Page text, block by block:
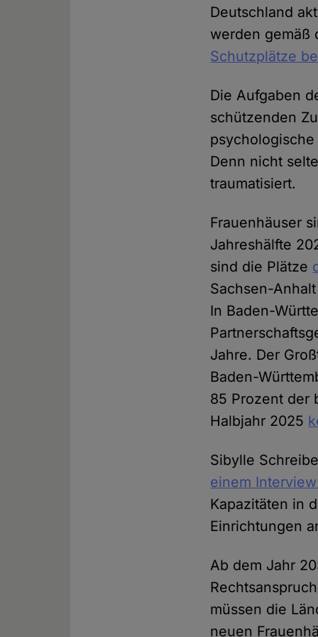
Deutschland
werden gemäß
Schutzplätze
Die Aufgaben
schützenden
Denn nicht
traumatisiert.
Frauenhäuser
Jahreshälfte
sind die Plätze
Sachsen-
In Baden-
Jahre. Der
Baden-
85 Prozent der
Halbjahr 2025
Sibylle
einem
Kapazitäten in
Einrichtungen
Ab dem Jahr
müssen die
neuen